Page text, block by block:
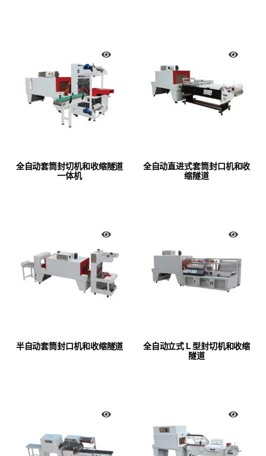
全自动套筒封切机和收缩隧道
一体机
全自动直进式套筒封口机和收
缩隧道
半自动套筒封口机和收缩隧道
全自动立式 L 型封切机和收缩
隧道